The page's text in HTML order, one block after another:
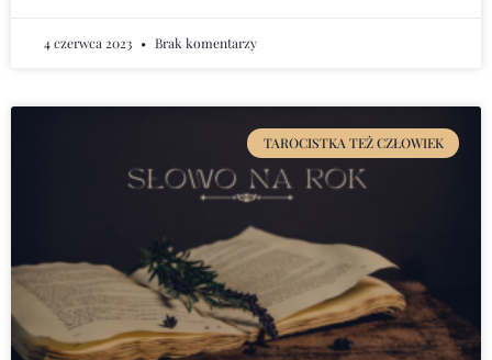
4 czerwca 2023 Brak komentarzy
TAROCISTKA TEŻ CZŁOWIEK